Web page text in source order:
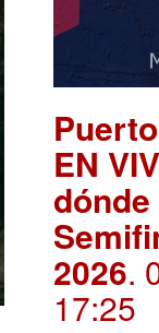
EN
dónde
2026.
17:25